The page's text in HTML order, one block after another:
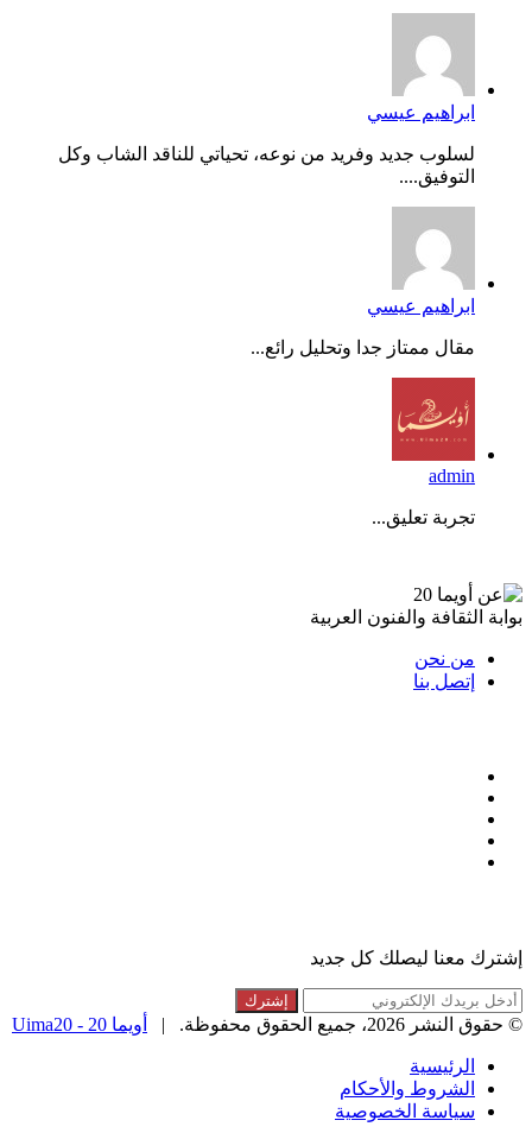
ابراهيم عيسي
لسلوب جديد وفريد من نوعه، تحياتي للناقد الشاب وكل
التوفيق....
ابراهيم عيسي
مقال ممتاز جدا وتحليل رائع...
admin
تجربة تعليق...
بوابة الثقافة والفنون العربية
من نحن
إتصل بنا
إشترك معنا ليصلك كل جديد
أدخل
بريدك
© حقوق النشر 2026، جميع الحقوق محفوظة. | أويما 20 - Uima20
الرئيسية
الشروط والأحكام
سياسة الخصوصية